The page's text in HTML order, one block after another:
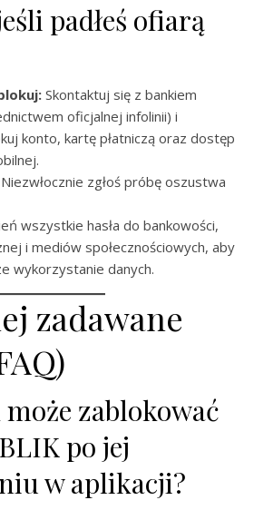
padłeś ofiarą
Skontaktuj się z bankiem
oficjalnej infolinii) i
konto, kartę płatniczą oraz dostęp
Niezwłocznie zgłoś próbę oszustwa
wszystkie hasła do bankowości,
i mediów społecznościowych, aby
wykorzystanie danych.
zadawane
może zablokować
po jej
w aplikacji?